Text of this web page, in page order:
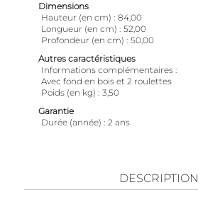
Dimensions
Hauteur (en cm)
84,00
Longueur (en cm)
52,00
Profondeur (en cm)
50,00
Autres caractéristiques
Informations complémentaires
Avec fond en bois et 2 roulettes
Poids (en kg)
3,50
Garantie
Durée (année)
2 ans
DESCRIPTION